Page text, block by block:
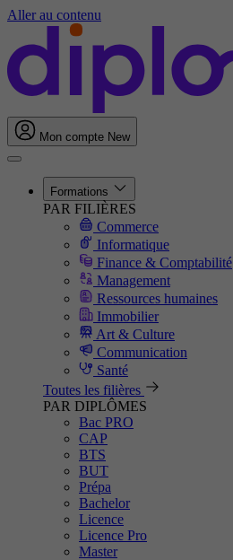
Aller au contenu
Mon compte New
Formations
PAR FILIÈRES
Commerce
Informatique
Finance & Comptabilité
Management
Ressources humaines
Immobilier
Art & Culture
Communication
Santé
Toutes les filières
PAR DIPLÔMES
Bac PRO
CAP
BTS
BUT
Prépa
Bachelor
Licence
Licence Pro
Master